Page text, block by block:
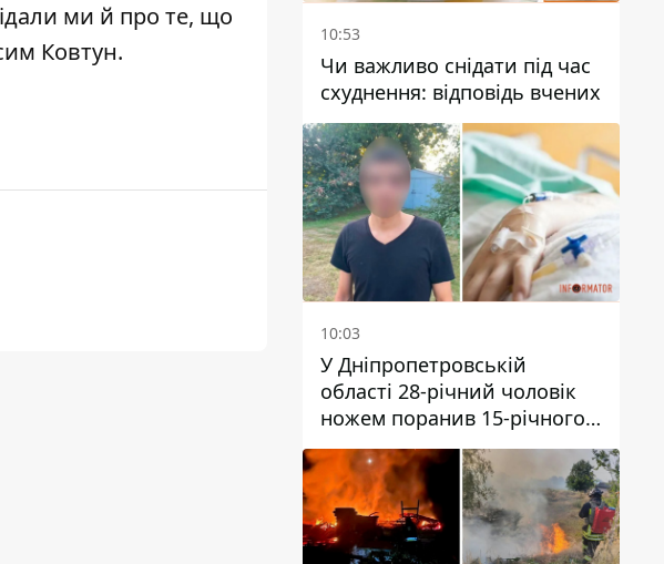
ми й про те, що
Ковтун.
10:53
Чи важливо снідати під час
схуднення: відповідь вчених
10:03
У Дніпропетровській
області 28-річний чоловік
ножем поранив 15-річного
хлопця